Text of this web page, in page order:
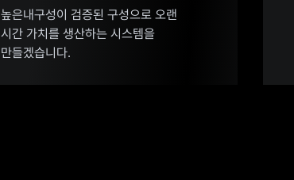
높은내구성이 검증된 구성으로 오랜
시간 가치를 생산하는 시스템을
만들겠습니다.